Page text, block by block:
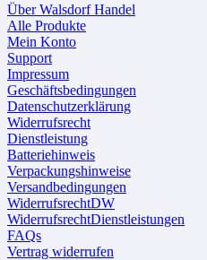
Über Walsdorf Handel
Alle Produkte
Mein Konto
Support
Impressum
Geschäftsbedingungen
Datenschutzerklärung
Widerrufsrecht
Dienstleistung
Batteriehinweis
Verpackungshinweise
Versandbedingungen
WiderrufsrechtDW
WiderrufsrechtDienstleistungen
FAQs
Vertrag widerrufen